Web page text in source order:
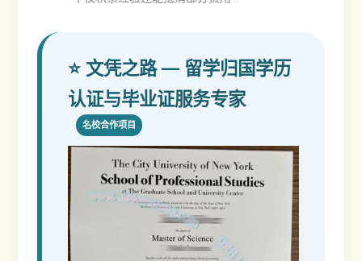
⭐ 文凭之路 — 留学归国学历
认证与毕业证服务专家
名校合作项目